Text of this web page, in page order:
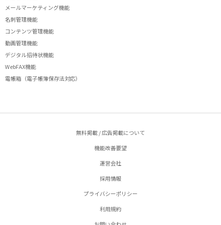
メールマーケティング機能
名刺管理機能
コンテンツ管理機能
動画管理機能
デジタル招待状機能
WebFAX機能
電帳箱（電子帳簿保存法対応）
無料掲載 / 広告掲載について
機能改善要望
運営会社
採用情報
プライバシーポリシー
利用規約